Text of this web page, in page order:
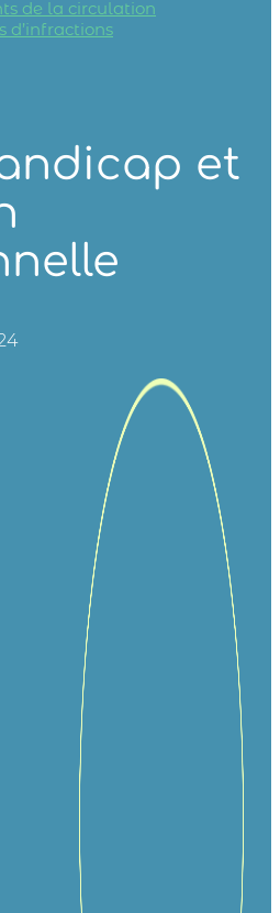
de la circulation
d’infractions
et